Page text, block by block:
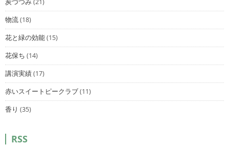
炭づつみ(21)
物流(18)
花と緑の効能(15)
花保ち (14)
講演実績(17)
赤いスイートピークラブ(11)
香り (35)
RSS